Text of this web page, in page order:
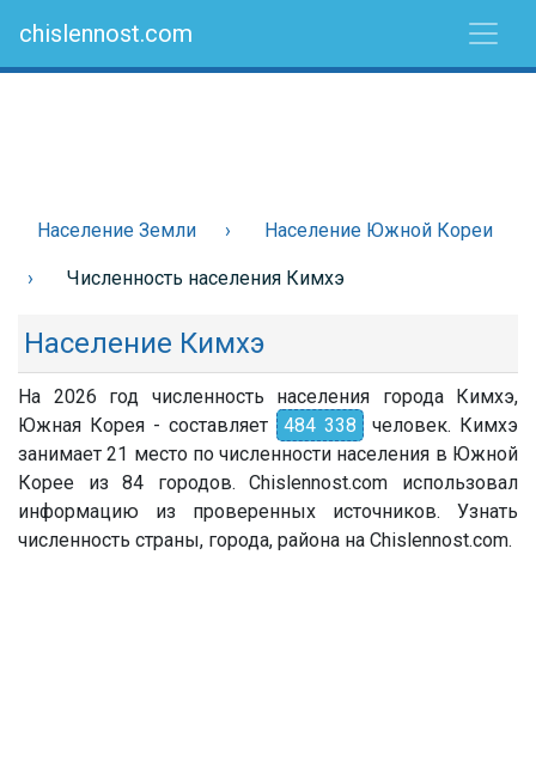
chislennost.com
Население Земли Население Южной Кореи
Численность населения Кимхэ
Население Кимхэ
На 2026 год численность населения города Кимхэ,
Южная Корея - составляет
484 338
человек. Кимхэ
занимает 21 место по численности населения в Южной
Корее из 84 городов. Chislennost.com использовал
информацию из проверенных источников. Узнать
численность страны, города, района на Chislennost.com.